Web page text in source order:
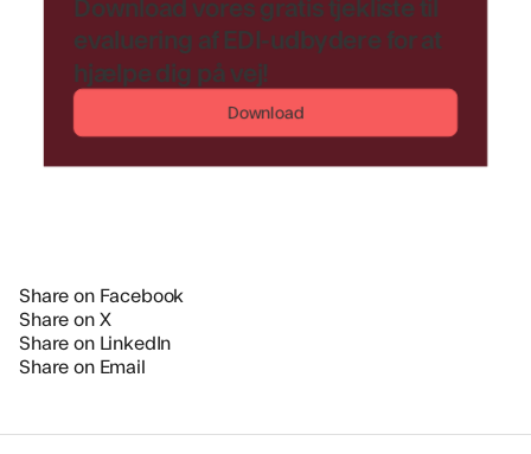
Share on Facebook
Share on X
Share on LinkedIn
Share on Email
evaluering af EDI-udbydere for at
hjælpe dig på vej!
Download